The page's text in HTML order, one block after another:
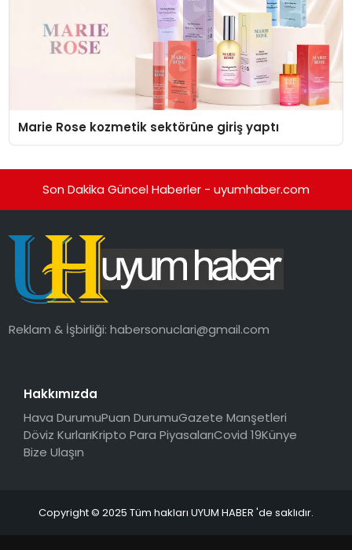
Marie Rose kozmetik sektörüne giriş yaptı
Son Dakika Güncel Haberler - uyumhaber.com
Reklam & İşbirliği:habersonuclari@gmail.com
Hakkımızda
Hava DurumuPuan DurumuGazete Manşetleri
Döviz KurlarıKripto Para PiyasalarıCovid 19Künye
Bize Ulaşın
Copyright © 2025 Tüm hakları UYUM HABER 'de saklıdır.